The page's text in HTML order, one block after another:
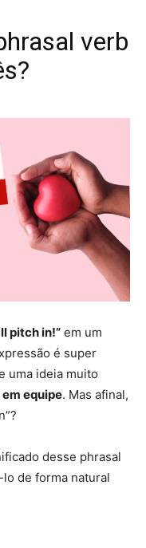
verb
pitch in!” em um
é super
uma ideia muito
equipe. Mas afinal,
desse phrasal
de forma natural